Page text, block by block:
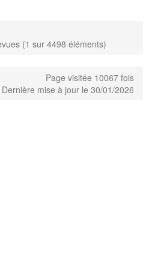
(1 sur 4498 éléments)
Page visitée 10067 fois
Dernière mise à jour le 30/01/2026